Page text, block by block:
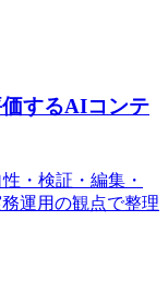
するAIコンテ
・検証・編集・
運用の観点で整理